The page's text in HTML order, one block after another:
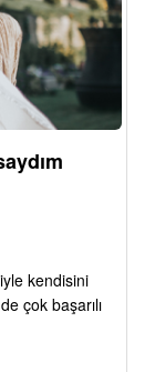
kendisini
çok başarılı